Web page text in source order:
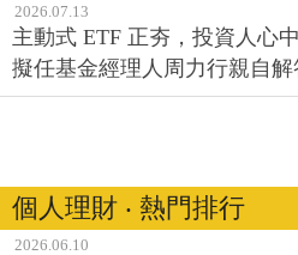
2026.07.13
主動式 ETF 正夯，投資人心
擬任基金經理人周力行親自解
個人理財 ‧ 熱門排行
2026.06.10